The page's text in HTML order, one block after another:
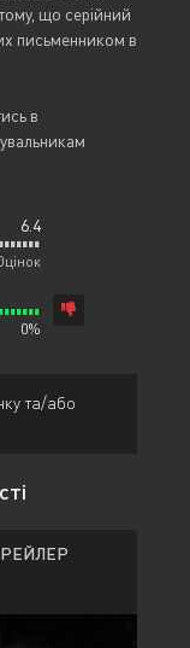
що серійний
письменником в
в
6.4
0%
та/або